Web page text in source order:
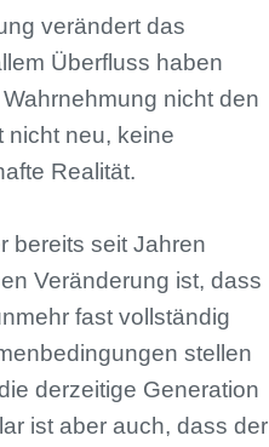
verändert das
Überfluss haben
nicht den
nicht neu, keine
Realität.
bereits seit Jahren
Veränderung ist, dass
fast vollständig
stellen
derzeitige Generation
ist aber auch, dass der